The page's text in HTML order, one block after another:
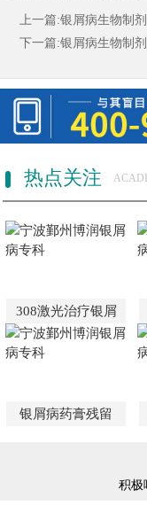
上一篇:银屑病生物制剂
下一篇:银屑病生物制剂
热点关注
308激光治疗银屑
银屑病药膏残留
积极